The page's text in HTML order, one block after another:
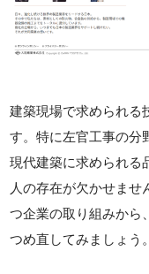
建築現場で求められる
す。特に左官工事の分
現代建築に求められる
人の存在が欠かせま
つ企業の取り組みから
つめ直してみましょう。